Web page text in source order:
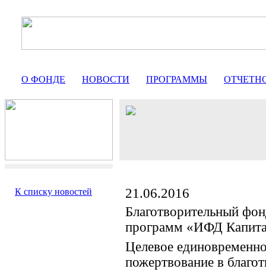
О ФОНДЕ НОВОСТИ ПРОГРАММЫ
К списку новостей
21.06.2016
Благотворительный
программ «ИФД
Целевое
пожертвование в